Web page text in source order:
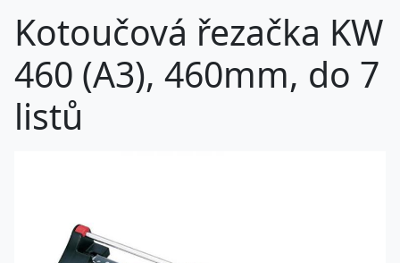
Kotoučová řezačka KW
460 (A3), 460mm, do 7
listů